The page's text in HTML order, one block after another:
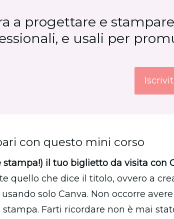
a progettare e
e usali per
con questo mini corso
stampa!) il tuo biglietto da visita con
quello che dice il titolo, ovvero a
solo Canva. Non occorre
Farti ricordare non è mai